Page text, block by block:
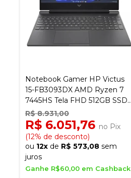
Notebook Gamer HP Victus
15-FB3093DX AMD Ryzen 7
7445HS Tela FHD 512GB SSD
16RAM 15.6" GeForce RTX4050
6GB - Preto
R$ 8.931,00
R$ 6.051,76 no Pix
(12% de desconto)
ou 12x de R$ 573,08 sem
juros
Ganhe R$60,00 em Cashback